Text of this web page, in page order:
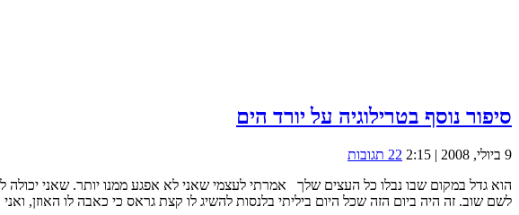
סיפור נוסף בטרילוגיה על יורד הים
9 ביולי, 2008 | 2:15
22 תגובות
הוא גדל במקום שבו נבלו כל העצים שלך אמרתי לעצמי שאני לא אפגע ממנו יותר. שאני
לשם שוב. זה היה ביום הזה שכל היום ביליתי בלנסות להשיג לו קצת גראס כי כאבה לו האוזן, ואני